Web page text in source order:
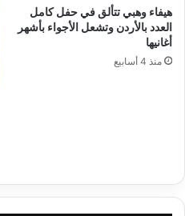
هيفاء وهبي تتألق في حفل كامل
العدد بالأردن وتشعل الأجواء بأشهر
أغانيها
منذ 4 أسابيع